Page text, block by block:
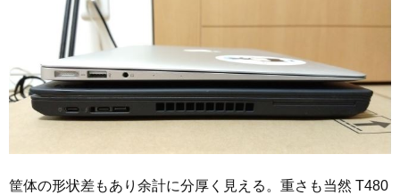
筐体の形状差もあり余計に分厚く見える。重さも当然 T480